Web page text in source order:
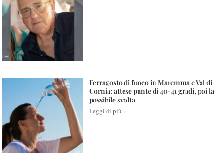
Ferragosto di fuoco in Maremma e Val di
Cornia: attese punte di 40-41 gradi, poi la
possibile svolta
Leggi di più »